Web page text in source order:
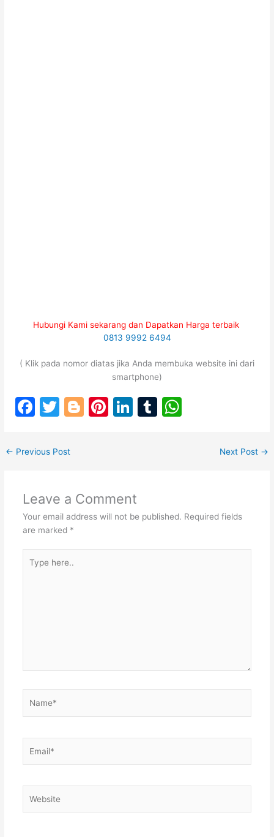
Hubungi Kami sekarang dan Dapatkan Harga terbaik
0813 9992 6494
( Klik pada nomor diatas jika Anda membuka website ini dari
smartphone)
F
c
o
o
k
T
itt
Bl Pi Li
n
T
p
← Previous Post Next Post →
Leave a Comment
Your email address will not be published. Required fields
are marked *
here..